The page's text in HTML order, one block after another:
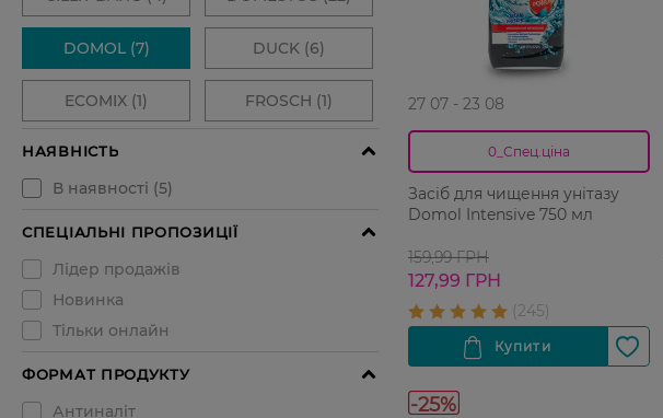
27 07 - 23 08
0_Спец.ціна
Засіб для чищення унітазу
Domol Intensive 750 мл
159,99 ГРН
127,99 ГРН
-25%